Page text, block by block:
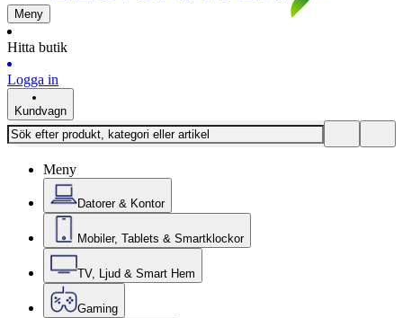
Meny
Hitta butik
Logga in
Kundvagn
Meny
Datorer & Kontor
Mobiler, Tablets & Smartklockor
TV, Ljud & Smart Hem
Gaming